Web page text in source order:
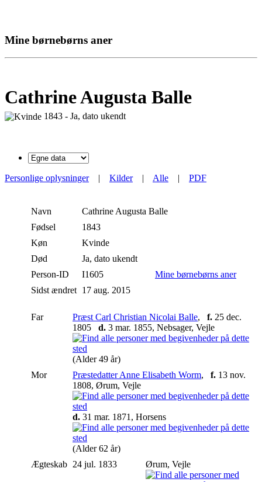
Mine børnebørns aner
Cathrine Augusta Balle
1843 - Ja, dato ukendt
Personlige oplysninger| Kilder| Alle | PDF
Navn Cathrine Augusta Balle
Fødsel
1843
Køn
Kvinde
Død
Ja, dato ukendt
Person-ID
I1605
Mine børnebørns aner
Sidst ændret 17 aug. 2015
Far Præst Carl Christian Nicolai Balle, f. 25 dec.
1805 d. 3 mar. 1855, Nebsager, Vejle
(Alder 49 år)
Mor
Præstedatter Anne Elisabeth Worm, f. 13 nov.
1808, Ørum, Vejle
d. 31 mar. 1871, Horsens
(Alder 62 år)
Ægteskab 24 jul. 1833 Ørum, Vejle